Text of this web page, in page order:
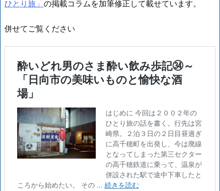
ひとり旅」 の掲載コラムを加筆修正して載せています。
併せてご覧ください